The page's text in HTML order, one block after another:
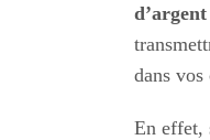
d’argent
dans
En effet,